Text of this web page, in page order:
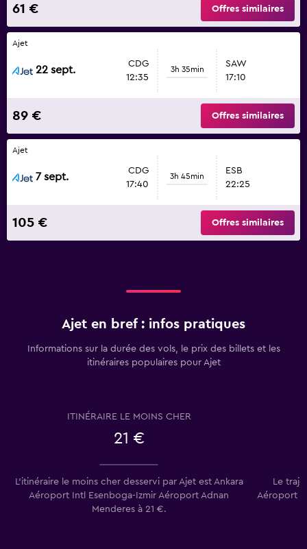
61 € Offres similaires
Ajet
22 sept.
CDG
12:35
3h 35min
SAW
17:10
89 € Offres similaires
Ajet
7 sept.
CDG
17:40
3h 45min
ESB
22:25
105 € Offres similaires
Ajet en bref : infos pratiques
Informations sur la durée des vols, le prix des billets et les
itinéraires populaires pour Ajet
ITINÉRAIRE LE MOINS CHER
21 €
L’itinéraire le moins cher desservi par Ajet est Ankara
Aéroport Intl Esenboga-Izmir Aéroport Adnan
Menderes à 21 €.
Le
Aéroport